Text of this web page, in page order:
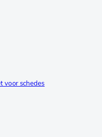
voor schedes